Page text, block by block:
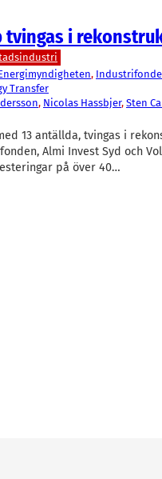
tvingas i
,
Transfer
, Nicolas Hassbjer, Sten
13 antällda, tvingas i
Almi Invest Syd och
på över 40…